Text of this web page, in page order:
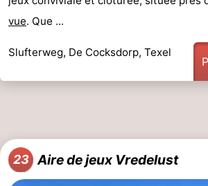
vue. Que ...
Slufterweg, De Cocksdorp, Texel
23 Aire de jeux Vredelust